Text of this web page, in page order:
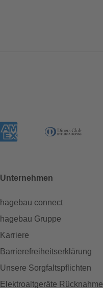
Unternehmen
hagebau connect
hagebau Gruppe
Karriere
Barrierefreiheitserklärung
Unsere Sorgfaltspflichten
Elektroaltgeräte Rücknahme